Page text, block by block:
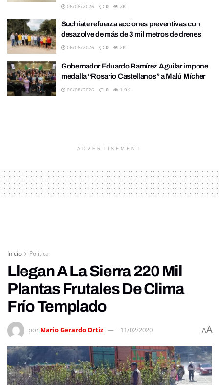
06/08/2026 0 2K
Suchiate refuerza acciones preventivas con
desazolve de más de 3 mil metros de drenes
06/08/2026 0 2K
Gobernador Eduardo Ramírez Aguilar impone
medalla “Rosario Castellanos” a Malú Mícher
06/08/2026 0 1.9K
ADVERTISEMENT
Inicio Politica
Llegan A La Sierra 220 Mil
Plantas Frutales De Clima
Frío Templado
por Mario Gerardo Ortiz 11/02/2020 AA